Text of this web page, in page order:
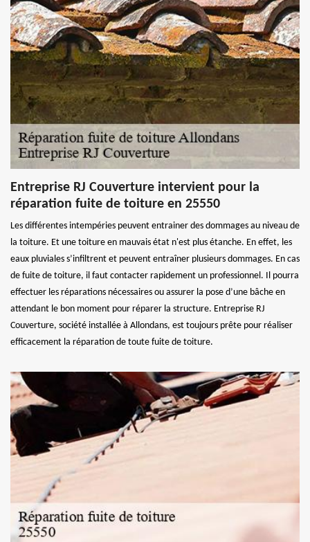
Entreprise RJ Couverture intervient pour la
réparation fuite de toiture en 25550
Les différentes intempéries peuvent entrainer des dommages au niveau de
la toiture. Et une toiture en mauvais état n'est plus étanche. En effet, les
eaux pluviales s’infiltrent et peuvent entraîner plusieurs dommages. En cas
de fuite de toiture, il faut contacter rapidement un professionnel. Il pourra
effectuer les réparations nécessaires ou assurer la pose d’une bâche en
attendant le bon moment pour réparer la structure. Entreprise RJ
Couverture, société installée à Allondans, est toujours prête pour réaliser
efficacement la réparation de toute fuite de toiture.